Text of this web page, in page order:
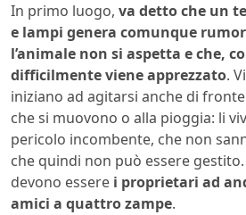
In primo luogo, va detto che un
e lampi genera comunque
l’animale non si aspetta e che,
difficilmente viene apprezzato.
iniziano ad agitarsi anche di
che si muovono o alla pioggia: li
pericolo incombente, che non
che quindi non può essere
devono essere i proprietari ad
amici a quattro zampe.